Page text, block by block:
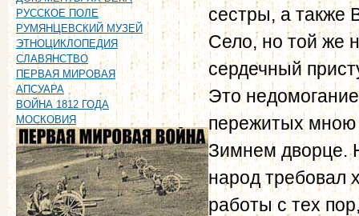
РУССКОЕ ПОЛЕ
РУМЯНЦЕВСКИЙ МУЗЕЙ
ЭТНОЦИКЛОПЕДИЯ
СЛАВЯНСТВО
ПЕРВАЯ МИРОВАЯ
АПСУАРА
ВОЙНА 1812 ГОДА
МОСКОВИЯ
сестры, а также
Село, но той же
сердечный
Это
пережитых мною
Зимнем дворце.
народ требовал
работы с тех